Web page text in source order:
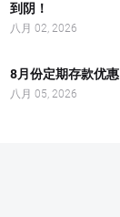
到阴！
八月 02, 2026
8月份定期存款优惠
八月 05, 2026